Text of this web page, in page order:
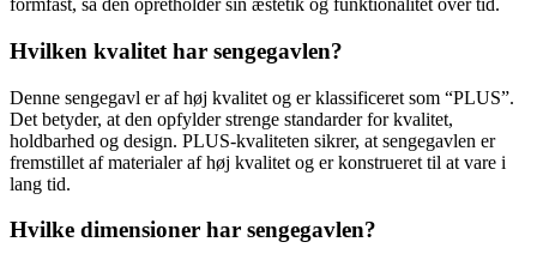
formfast, så den opretholder sin æstetik og funktionalitet over tid.
Hvilken kvalitet har sengegavlen?
Denne sengegavl er af høj kvalitet og er klassificeret som “PLUS”.
Det betyder, at den opfylder strenge standarder for kvalitet,
holdbarhed og design. PLUS-kvaliteten sikrer, at sengegavlen er
fremstillet af materialer af høj kvalitet og er konstrueret til at vare i
lang tid.
Hvilke dimensioner har sengegavlen?